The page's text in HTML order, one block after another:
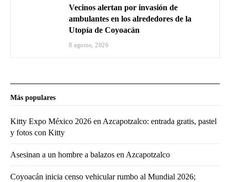
Vecinos alertan por invasión de
ambulantes en los alrededores de la
Utopía de Coyoacán
8 agosto, 2026
Más populares
Kitty Expo México 2026 en Azcapotzalco: entrada gratis, pastel
y fotos con Kitty
Asesinan a un hombre a balazos en Azcapotzalco
Coyoacán inicia censo vehicular rumbo al Mundial 2026;